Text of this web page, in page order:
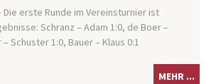
Die erste Runde im Vereinsturnier ist
Schranz – Adam 1:0, de Boer –
Schuster 1:0, Bauer – Klaus 0:1
MEHR ...